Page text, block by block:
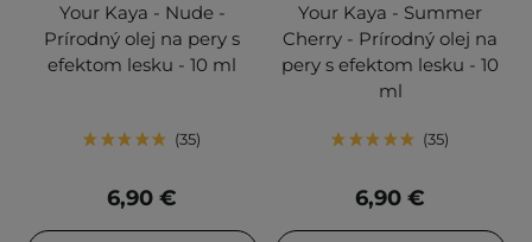
Your Kaya - Nude -
Prírodný olej na pery s
efektom lesku - 10 ml
35
6,90 €
Your Kaya - Summer
Cherry - Prírodný olej na
pery s efektom lesku - 10
ml
35
6,90 €